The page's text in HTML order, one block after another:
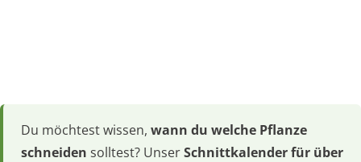
Du möchtest wissen, wann du welche Pflanze
schneiden solltest? UnserSchnittkalender für über